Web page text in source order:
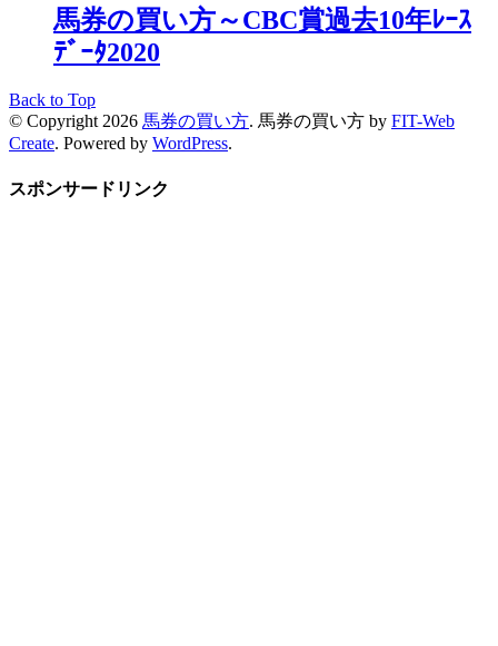
馬券の買い方～CBC賞過去10年ﾚｰｽ
ﾃﾞｰﾀ2020
Back to Top
© Copyright 2026 馬券の買い方. 馬券の買い方 by FIT-Web
Create. Powered by WordPress.
スポンサードリンク